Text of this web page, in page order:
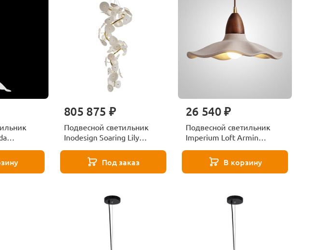
805 875 ₽
Подвесной светильник
Inodesign Soaring Lily
Под заказ
26 540 ₽
Подвесной светильник
Imperium Loft Armin
В корзину